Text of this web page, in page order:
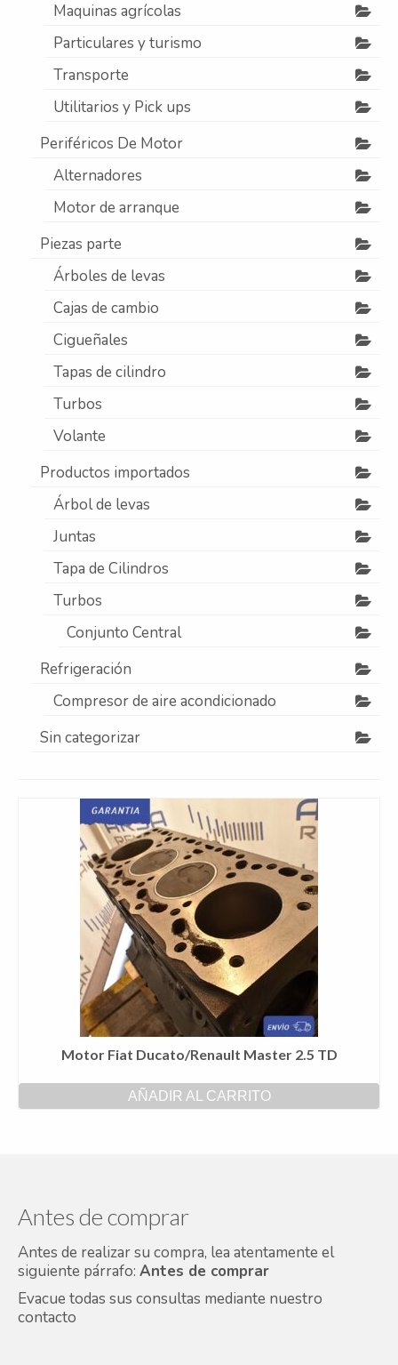
Inyección
Mecanizado
Motores
Contacto
Nosotros
Galeria
Trabaja con nosotros
Motor Fiat Ducato/Renault Master 2.5 TD
AÑADIR AL CARRITO
Maquinas agrícolas
Particulares y turismo
Transporte
Utilitarios y Pick ups
Periféricos De Motor
Alternadores
Motor de arranque
Piezas parte
Árboles de levas
Cajas de cambio
Cigueñales
Tapas de cilindro
Turbos
Volante
Productos importados
Árbol de levas
Juntas
Tapa de Cilindros
Turbos
Conjunto Central
Refrigeración
Compresor de aire acondicionado
Sin categorizar
Antes de comprar
Antes de realizar su compra, lea atentamente el
siguiente párrafo: Antes de comprar
Evacue todas sus consultas mediante nuestro
contacto